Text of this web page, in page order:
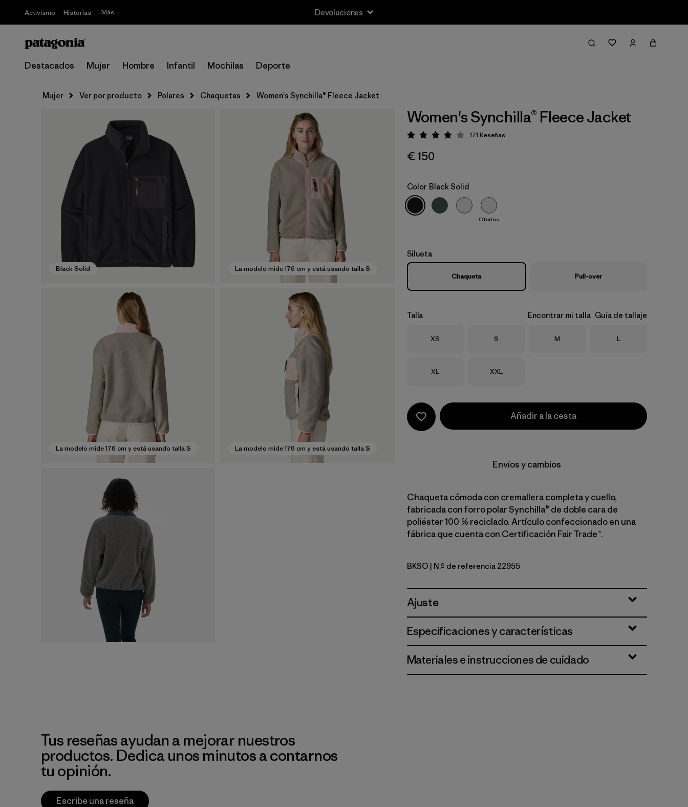
Activismo Historias Más Devoluciones
Destacados Mujer Hombre Infantil Mochilas Deporte
Mujer Ver por producto Polares Chaquetas Women's Synchilla® Fleece Jacket
Black Solid La modelo mide 176 cm y está usando talla S
La modelo mide 176 cm y está usando talla S La modelo mide 176 cm y está usando talla S
Women's Synchilla® Fleece Jacket
Puntuación: 4.1 / 5
171 Reseñas
€ 150
Color Black Solid
Ofertas
Silueta
Chaqueta Pull-over
Talla Encontrar mi talla Guía de tallaje
Talla
XS Talla
S Talla
M Talla
L
Talla
XL Talla
XXL
Añadir a la cesta
Envíos y cambios
Chaqueta cómoda con cremallera completa y cuello,
fabricada con forro polar Synchilla® de doble cara de
poliéster 100 % reciclado. Artículo confeccionado en una
fábrica que cuenta con Certificación Fair Trade™.
Black Solid
BKSO | N.º de referencia 22955
Ajuste
Especificaciones y características
Materiales e instrucciones de cuidado
Tus reseñas ayudan a mejorar nuestros
productos. Dedica unos minutos a contarnos
tu opinión.
Escribe una reseña